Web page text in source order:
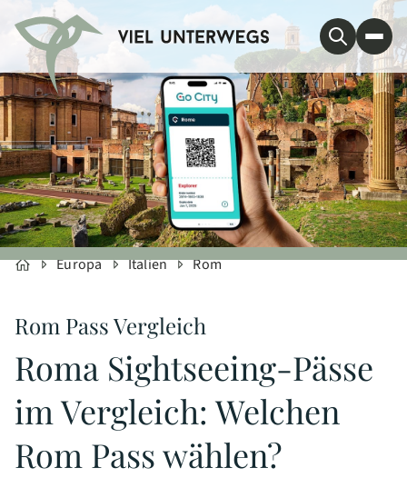
Europa Italien Rom
Rom Pass Vergleich
Roma Sightseeing-Pässe
im Vergleich: Welchen
Rom Pass wählen?